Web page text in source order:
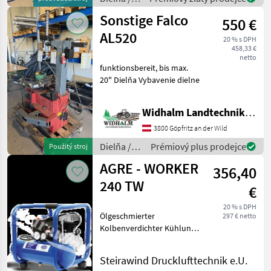
Sonstige
Použitý stroj
Sonstige Falco
AL520
550 €
20 % s DPH
458,33 €
netto
funktionsbereit, bis max.
20" Dielňa Vybavenie dielne
Widhalm Landtechnik GmbH
3800 Göpfritz an der Wild
Dielňa /
Sonstige
Prémiový plus prodejce
AGRE - WORKER
240 TW
356,40
€
20 % s DPH
297 € netto
Ölgeschmierter
Kolbenverdichter Kühlung:
Kolbenkompressor
Steirawind Drucklufttechnik e.U.